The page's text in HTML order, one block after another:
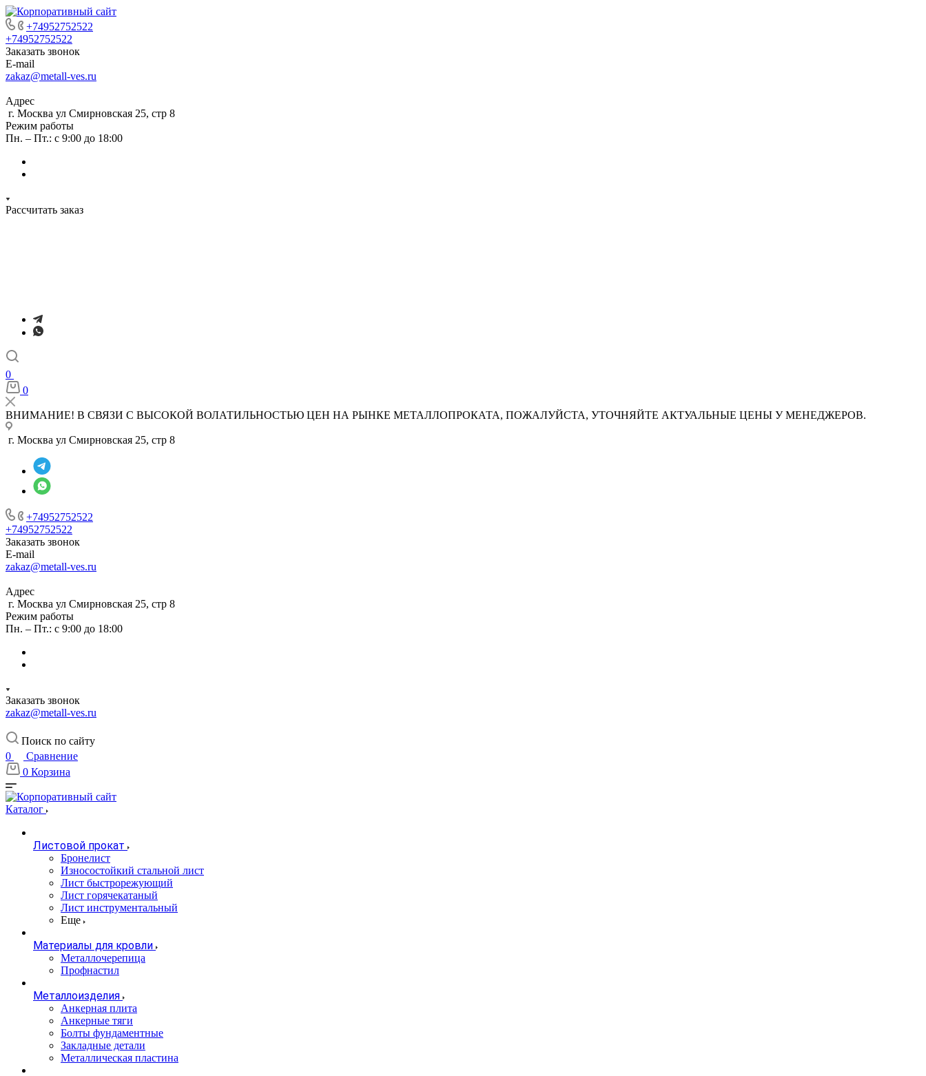
+74952752522
+74952752522
Заказать звонок
E-mail
zakaz@metall-ves.ru
Адрес
г. Москва ул Смирновская 25, стр 8
Режим работы
Пн. – Пт.: с 9:00 до 18:00
Рассчитать заказ
0
0
ВНИМАНИЕ! В СВЯЗИ С ВЫСОКОЙ ВОЛАТИЛЬНОСТЬЮ ЦЕН НА РЫНКЕ МЕТАЛЛОПРОКАТА, ПОЖАЛУЙСТА, УТОЧНЯЙТЕ АКТУАЛЬНЫЕ ЦЕНЫ У МЕНЕДЖЕРОВ.
г. Москва ул Смирновская 25, стр 8
+74952752522
+74952752522
Заказать звонок
E-mail
zakaz@metall-ves.ru
Адрес
г. Москва ул Смирновская 25, стр 8
Режим работы
Пн. – Пт.: с 9:00 до 18:00
Заказать звонок
zakaz@metall-ves.ru
Поиск по сайту
0
Сравнение
0 Корзина
Каталог
Листовой прокат
Бронелист
Износостойкий стальной лист
Лист быстрорежующий
Лист горячекатаный
Лист инструментальный
Еще
Материалы для кровли
Металлочерепица
Профнастил
Металлоизделия
Анкерная плита
Анкерные тяги
Болты фундаментные
Закладные детали
Металлическая пластина